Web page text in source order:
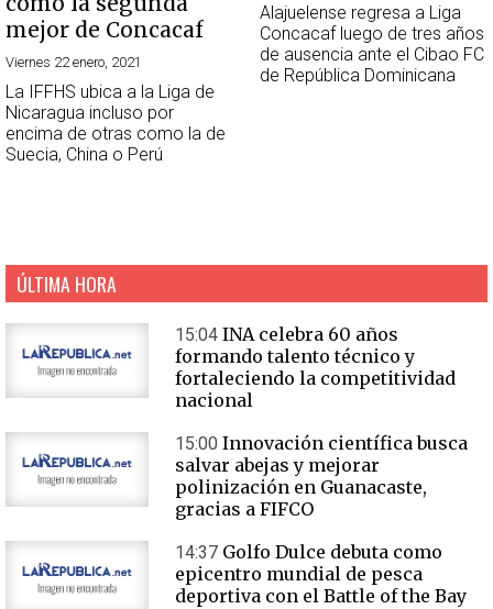
mejor de Concacaf
Viernes 22 enero, 2021
La IFFHS ubica a la Liga de
Nicaragua incluso por
encima de otras como la de
Suecia, China o Perú
Alajuelense regresa a Liga
Concacaf luego de tres años
de ausencia ante el Cibao FC
de República Dominicana
ÚLTIMA HORA
15:04 INA celebra 60 años
formando talento técnico y
fortaleciendo la competitividad
nacional
15:00 Innovación científica busca
salvar abejas y mejorar
polinización en Guanacaste,
gracias a FIFCO
14:37 Golfo Dulce debuta como
epicentro mundial de pesca
deportiva con el Battle of the Bay